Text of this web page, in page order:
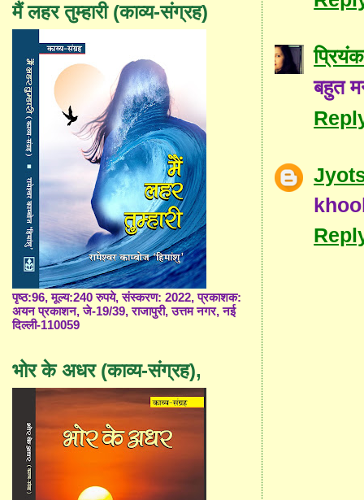
बहुत
मैं लहर तुम्हारी (काव्य-संग्रह)
पृष्ठ:96, मूल्य:240 रुपये, संस्करण: 2022, प्रकाशक:
अयन प्रकाशन, जे-19/39, राजापुरी, उत्तम नगर, नई
दिल्ली-110059
भोर के अधर (काव्य-संग्रह),